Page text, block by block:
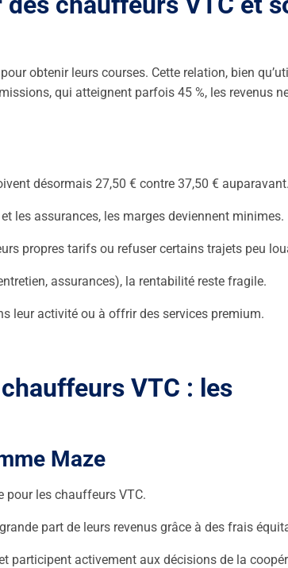
obtenir leurs courses. Cette relation, bien
qui atteignent parfois 45 %, les revenus
désormais 27,50 € contre 37,50 € auparavant.
les assurances, les marges deviennent minimes.
propres tarifs ou refuser certains trajets peu
assurances), la rentabilité reste fragile.
leur activité ou à offrir des services premium.
VTC : les
Maze
pour les chauffeurs VTC.
part de leurs revenus grâce à des frais
participent activement aux décisions de la